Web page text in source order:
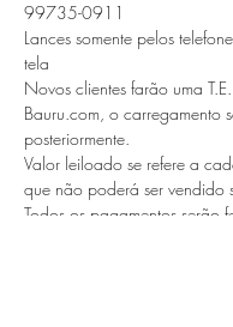
99735-0911
Lances somente pelos
tela
Novos clientes farão uma
Bauru.com, o carregamento
posteriormente.
Valor leiloado se refere a
que não poderá ser vendido
Todos os pagamentos serão